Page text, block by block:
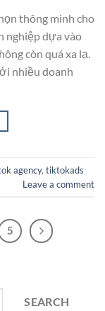
thông minh cho
nghiệp dựa vào
còn quá xa lạ.
nhiều doanh
agency, tiktokads
Leave a comment
5
SEARCH